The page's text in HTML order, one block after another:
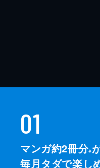
01
マンガ約2冊分※
毎月タダで楽し